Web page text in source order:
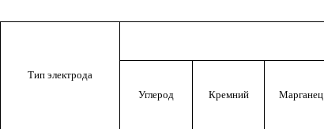
Тип электрода
Углерод Кремний Марганец